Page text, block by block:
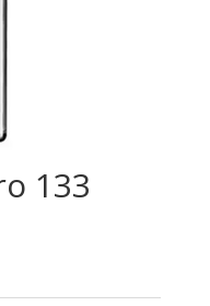
133